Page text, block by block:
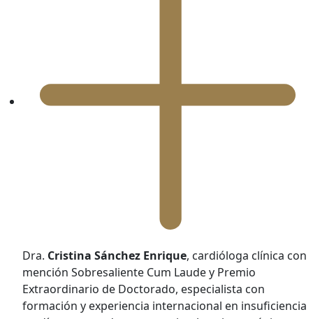
Dra. Cristina Sánchez Enrique, cardióloga clínica con
mención Sobresaliente Cum Laude y Premio
Extraordinario de Doctorado, especialista con
formación y experiencia internacional en insuficiencia